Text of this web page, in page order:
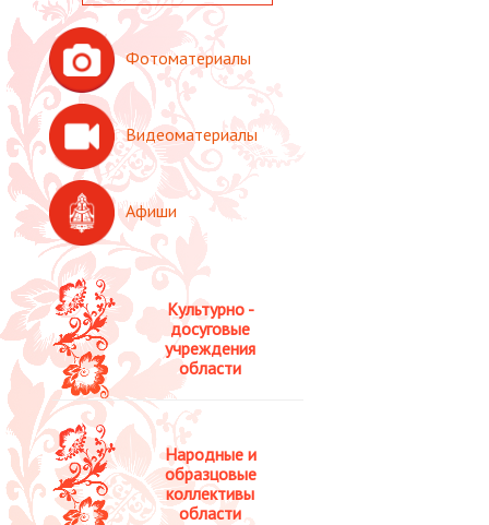
Культурно -
досуговые
учреждения
области
Народные и
образцовые
коллективы
области
Фотоматериалы
Видеоматериалы
Афиши